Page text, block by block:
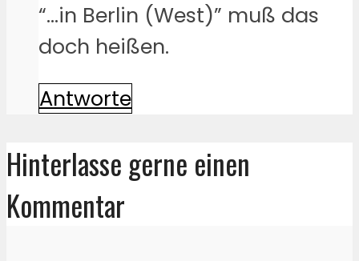
“…in Berlin (West)” muß das
doch heißen.
Antworte
Hinterlasse gerne einen
Kommentar